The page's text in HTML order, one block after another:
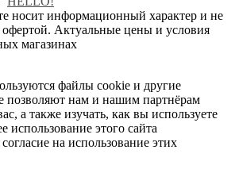
носит информационный характер и не
офертой. Актуальные цены и условия
магазинах
файлы cookie и другие
позволяют нам и нашим партнёрам
а также изучать, как вы используете
использование этого сайта
на использование этих